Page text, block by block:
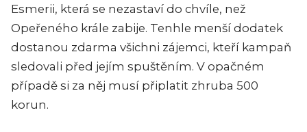
Esmerii, která se nezastaví do chvíle, než
Opeřeného krále zabije. Tenhle menší dodatek
dostanou zdarma všichni zájemci, kteří kampaň
sledovali před jejím spuštěním. V opačném
případě si za něj musí připlatit zhruba 500
korun.